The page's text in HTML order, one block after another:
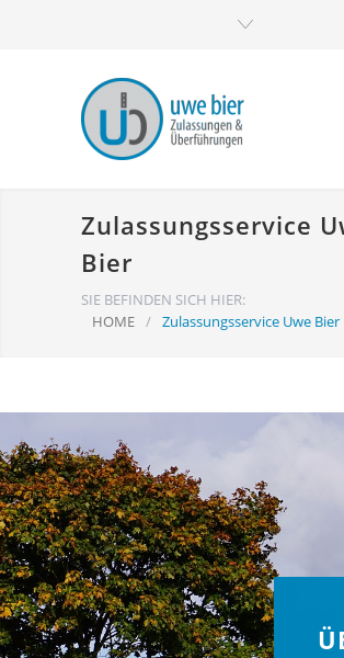
Zulassungsservice
Bier
SIE BEFINDEN SICH HIER:
HOME / Zulassungsservice Uwe Bier